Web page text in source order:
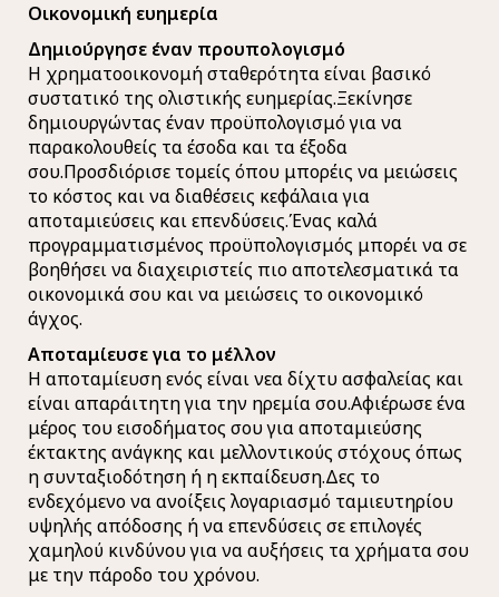
Οικονομική ευημερία
Δημιούργησε έναν προυπολογισμό
Η χρηματοοικονομή σταθερότητα είναι βασικό
συστατικό της ολιστικής ευημερίας.Ξεκίνησε
δημιουργώντας έναν προϋπολογισμό για να
παρακολουθείς τα έσοδα και τα έξοδα
σου.Προσδιόρισε τομείς όπου μπορέις να μειώσεις
το κόστος και να διαθέσεις κεφάλαια για
αποταμιεύσεις και επενδύσεις.Ένας καλά
προγραμματισμένος προϋπολογισμός μπορέι να σε
βοηθήσει να διαχειριστείς πιο αποτελεσματικά τα
οικονομικά σου και να μειώσεις το οικονομικό
άγχος.
Αποταμίευσε για το μέλλον
Η αποταμίευση ενός είναι νεα δίχτυ ασφαλείας και
είναι απαράιτητη για την ηρεμία σου.Αφιέρωσε ένα
μέρος του εισοδήματος σου για αποταμιεύσης
έκτακτης ανάγκης και μελλοντικούς στόχους όπως
η συνταξιοδότηση ή η εκπαίδευση.Δες το
ενδεχόμενο να ανοίξεις λογαριασμό ταμιευτηρίου
υψηλής απόδοσης ή να επενδύσεις σε επιλογές
χαμηλού κινδύνου για να αυξήσεις τα χρήματα σου
με την πάροδο του χρόνου.